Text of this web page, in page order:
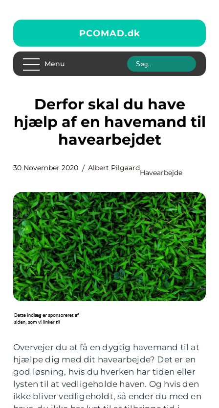
PCOMAD.dk
Menu
Derfor skal du have
hjælp af en havemand til
havearbejdet
30 November 2020 Albert Pilgaard
Havearbejde
Overvejer du at få en dygtig havemand til at
hjælpe dig med dit havearbejde? Det er en
god løsning, hvis du hverken har tiden eller
lysten til at vedligeholde haven. Og hvis den
ikke bliver vedligeholdt, så ender du med en